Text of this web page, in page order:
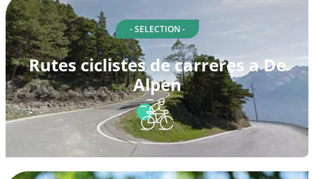
- SELECTION -
Rutes ciclistes de carreres a De
Alpen